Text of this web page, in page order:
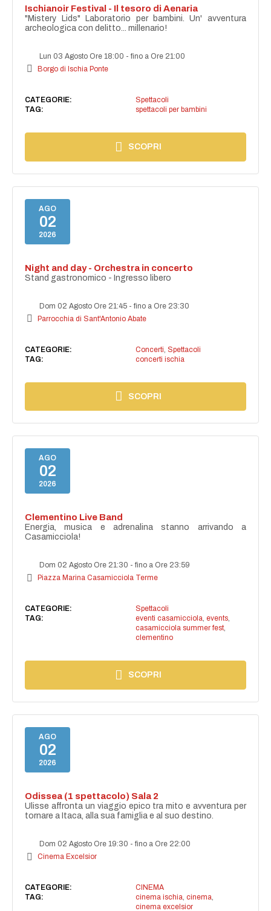
Ischianoir Festival - Il tesoro di Aenaria
"Mistery Lids" Laboratorio per bambini. Un' avventura
archeologica con delitto... millenario!
Lun 03 Agosto Ore 18:00 -fino a Ore 21:00
Borgo di Ischia Ponte
CATEGORIE:
Spettacoli
TAG:
spettacoli per bambini
SCOPRI
AGO
02
2026
Night and day - Orchestra in concerto
Stand gastronomico - Ingresso libero
Dom 02 Agosto Ore 21:45 -fino a Ore 23:30
Parrocchia di Sant'Antonio Abate
CATEGORIE: Concerti Spettacoli
TAG:
concerti ischia
SCOPRI
AGO
02
2026
Clementino Live Band
Energia, musica e adrenalina stanno arrivando a
Casamicciola!
Dom 02 Agosto Ore 21:30 -fino a Ore 23:59
Piazza Marina Casamicciola Terme
CATEGORIE:
Spettacoli
TAG:
eventi casamicciola, events,
casamicciola summer fest,
clementino
SCOPRI
AGO
02
2026
Odissea (1 spettacolo) Sala 2
Ulisse affronta un viaggio epico tra mito e avventura per
tornare a Itaca, alla sua famiglia e al suo destino.
Dom 02 Agosto Ore 19:30 -fino a Ore 22:00
Cinema Excelsior
CATEGORIE:
CINEMA
TAG:
cinema ischia, cinema,
cinema excelsior